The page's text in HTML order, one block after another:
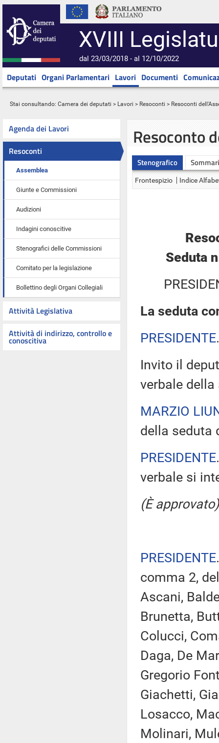
XVIII
dal 23/03/2018 - al 12/10/2022
Deputati Organi Parlamentari Lavori Documenti
Stai consultando: Camera dei deputati > Lavori > Resoconti > Resoconti
Agenda dei Lavori
Resoconti
Assemblea
Giunte e Commissioni
Audizioni
Indagini conoscitive
Stenografici delle Commissioni
Comitato per la legislazione
Bollettino degli Organi Collegiali
Attività Legislativa
Attività di indirizzo, controllo e
conoscitiva
Resoconto
Stenografico
Frontespizio Indice
Seduta
La seduta
PRESIDENTE
Invito il
verbale della
MARZIO
della seduta
PRESIDENTE
verbale si
(È approvato)
PRESIDENTE
comma 2,
Ascani,
Brunetta,
Colucci,
Daga, De
Gregorio
Giachetti,
Losacco,
Molinari,